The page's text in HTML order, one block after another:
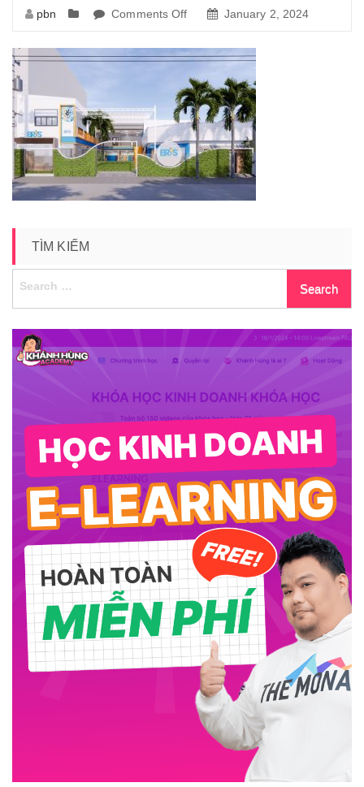
pbn Comments Off
quoc-
tai-
quan-
tan-
phu-
5
January 2, 2024
TÌM KIẾM
Search